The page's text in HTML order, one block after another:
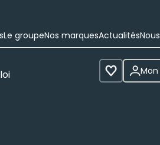
Le groupeNos marquesActualités
Voir les